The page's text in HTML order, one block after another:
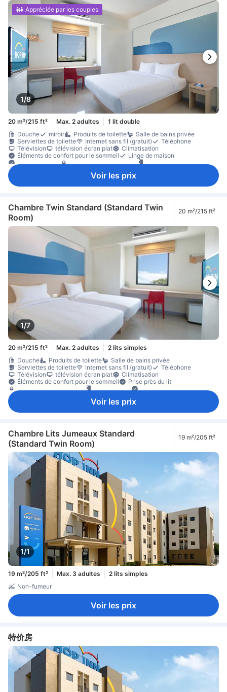
1/8
Appréciée par les couples
20 m²/215 ft² Max. 2 adultes
1 lit double
Douche
miroir Produits de toilette
Salle de bains privée
Serviettes de toilette
Internet sans fil (gratuit)
Téléphone
Télévision
télévision écran plat
Climatisation
Éléments de confort pour le sommeil
Linge de maison
Prise près du lit
bouteilles d'eau offertes
Réfrigérateur
Voir les prix
Chambre Twin Standard (Standard Twin
Room)
20 m²/215 ft²
1/7
20 m²/215 ft² Max. 2 adultes
2 lits simples
Douche
Produits de toilette
Salle de bains privée
Serviettes de toilette
Internet sans fil (gratuit)
Téléphone
Télévision
télévision écran plat
Climatisation
Éléments de confort pour le sommeil
Prise près du lit
bouteilles d'eau offertes
Réfrigérateur
Poubelles
Voir les prix
Chambre Lits Jumeaux Standard
(Standard Twin Room)
19 m²/205 ft²
1/1
19 m²/205 ft² Max. 3 adultes
2 lits simples
Non-fumeur
Voir les prix
特价房